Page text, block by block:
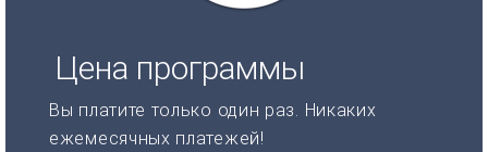
Цена программы
Вы платите только один раз. Никаких
ежемесячных платежей!